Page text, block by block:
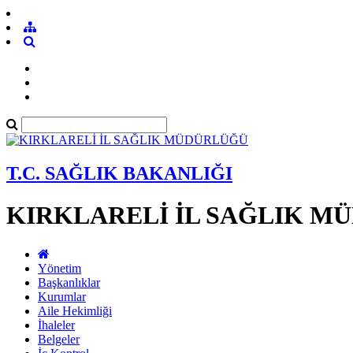
T.C. SAĞLIK BAKANLIĞI
KIRKLARELİ İL SAĞLIK
Yönetim
Başkanlıklar
Kurumlar
Aile Hekimliği
İhaleler
Belgeler